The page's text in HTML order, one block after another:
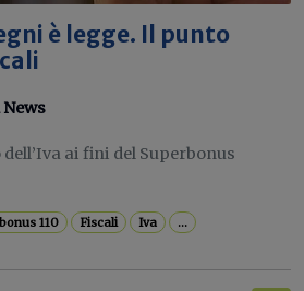
è legge. Il punto
ai fini del Superbonus
110 Fiscali Iva ...